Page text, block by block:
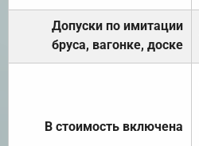
Допуски по имитации
бруса, вагонке, доске
В стоимость включена